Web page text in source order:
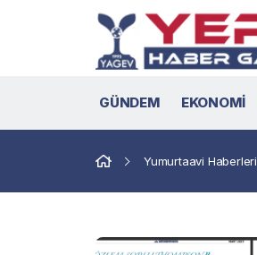
GÜNDEM EKONOMİ
Yumurtaavi Haberleri